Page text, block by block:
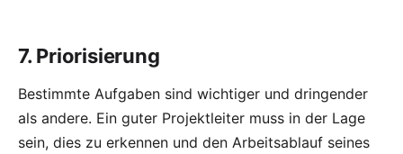
7. Priorisierung
Bestimmte Aufgaben sind wichtiger und dringender
als andere. Ein guter Projektleiter muss in der Lage
sein, dies zu erkennen und den Arbeitsablauf seines